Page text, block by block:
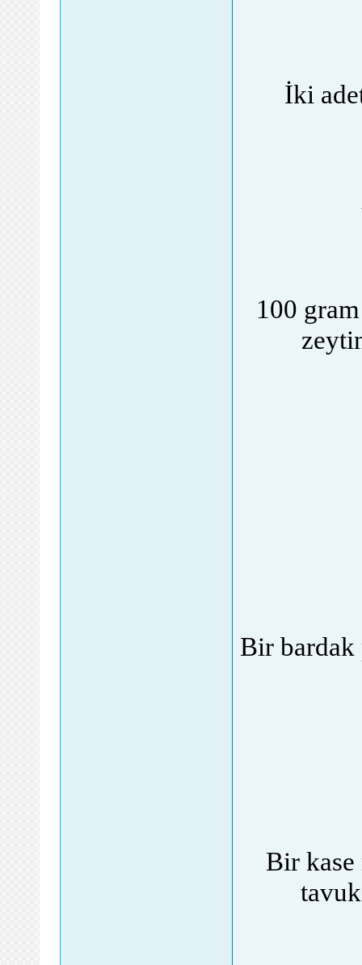
İki
100
Bir bardak
Bir kase